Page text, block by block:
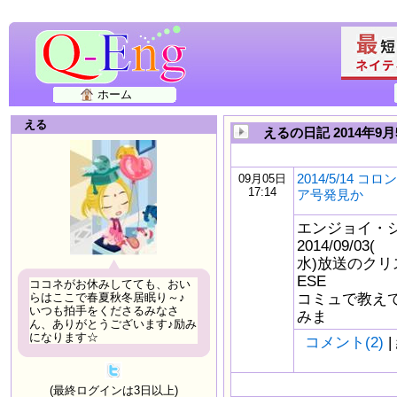
ホーム
える
ココネがお休みしてても、おい
らはここで春夏秋冬居眠り～♪
いつも拍手をくださるみなさ
ん、ありがとうございます♪励み
になります☆
(最終ログインは3日以上)
えるの日記 2014年9
09月05日
17:14
2014/5/14 コロ
ア号発見か
エンジョイ・
2014/09/03(
水)放送のク
ESE
コミュで教え
みま
コメント(2) |